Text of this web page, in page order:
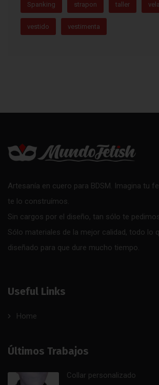
Spanking strapon taller
vestido vestimenta
Artesanía en cuero para BDSM. Imagina tu
te lo construímos.
Sin cargos por el diseño, tan sólo te
Sólo materiales de la mejor calidad, todo lo
diseñado para que dure mucho tiempo.
Useful Links
Home
Últimos Trabajos
Collar personalizado